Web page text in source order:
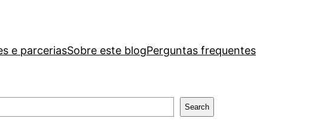
e parceriasSobre este blogPerguntas frequentes
Search